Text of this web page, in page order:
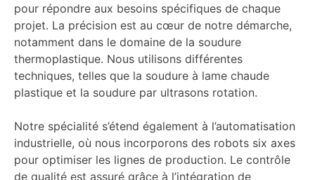
pour répondre aux besoins spécifiques de chaque
projet. La précision est au cœur de notre démarche,
notamment dans le domaine de la soudure
thermoplastique. Nous utilisons différentes
techniques, telles que la soudure à lame chaude
plastique et la soudure par ultrasons rotation.
Notre spécialité s’étend également à l’automatisation
industrielle, où nous incorporons des robots six axes
pour optimiser les lignes de production. Le contrôle
de qualité est assuré grâce à l’intégration de